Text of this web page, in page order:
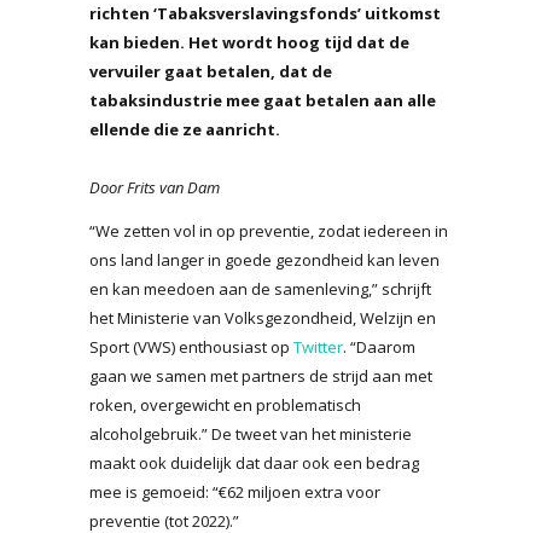
richten ‘Tabaksverslavingsfonds’ uitkomst
kan bieden. Het wordt hoog tijd dat de
vervuiler gaat betalen, dat de
tabaksindustrie mee gaat betalen aan alle
ellende die ze aanricht.
Door Frits van Dam
“We zetten vol in op preventie, zodat iedereen in
ons land langer in goede gezondheid kan leven
en kan meedoen aan de samenleving,” schrijft
het Ministerie van Volksgezondheid, Welzijn en
Sport (VWS) enthousiast op Twitter. “Daarom
gaan we samen met partners de strijd aan met
roken, overgewicht en problematisch
alcoholgebruik.” De tweet van het ministerie
maakt ook duidelijk dat daar ook een bedrag
mee is gemoeid: “€62 miljoen extra voor
preventie (tot 2022).”